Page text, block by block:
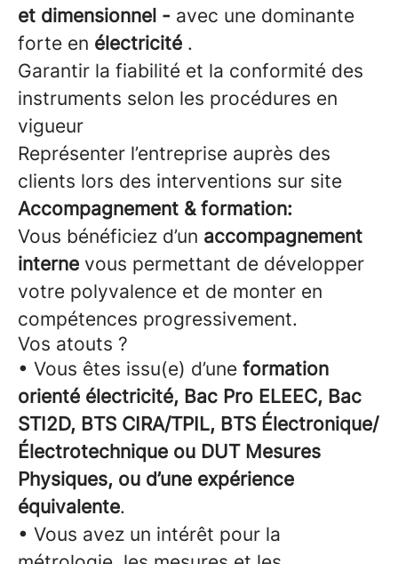
et dimensionnel - avec une dominante
forte en électricité .
Garantir la fiabilité et la conformité des
instruments selon les procédures en
vigueur
Représenter l’entreprise auprès des
clients lors des interventions sur site
Accompagnement & formation:
Vous bénéficiez d’un accompagnement
interne vous permettant de développer
votre polyvalence et de monter en
compétences progressivement.
Vos atouts ?
• Vous êtes issu(e) d’une formation
orienté électricité, Bac Pro ELEEC, Bac
STI2D, BTS CIRA/TPIL, BTS Électronique/
Électrotechnique ou DUT Mesures
Physiques, ou d’une expérience
équivalente.
• Vous avez un intérêt pour la